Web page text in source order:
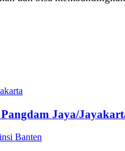
Jaya/
Banten